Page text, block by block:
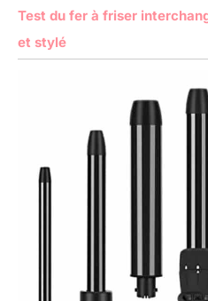
Test du fer à friser
et stylé